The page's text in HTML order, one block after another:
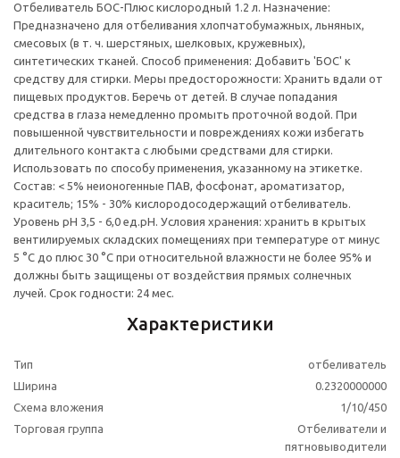
Отбеливатель БОС-Плюс кислородный 1.2 л. Назначение:
Предназначено для отбеливания хлопчатобумажных, льняных,
смесовых (в т. ч. шерстяных, шелковых, кружевных),
синтетических тканей. Способ применения: Добавить 'БОС' к
средству для стирки. Меры предосторожности: Хранить вдали от
пищевых продуктов. Беречь от детей. В случае попадания
средства в глаза немедленно промыть проточной водой. При
повышенной чувствительности и повреждениях кожи избегать
длительного контакта с любыми средствами для стирки.
Использовать по способу применения, указанному на этикетке.
Состав: < 5% неионогенные ПАВ, фосфонат, ароматизатор,
краситель; 15% - 30% кислородосодержащий отбеливатель.
Уровень pH 3,5 - 6,0 ед.рН. Условия хранения: хранить в крытых
вентилируемых складских помещениях при температуре от минус
5 °С до плюс 30 °С при относительной влажности не более 95% и
должны быть защищены от воздействия прямых солнечных
лучей. Срок годности: 24 мес.
Характеристики
Тип
отбеливатель
Ширина
0.2320000000
Схема вложения
1/10/450
Торговая группа
Отбеливатели и
пятновыводители